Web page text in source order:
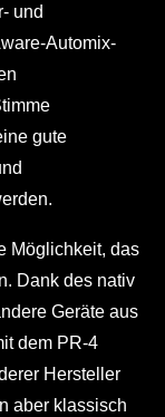
und
Automix-
gute
Möglichkeit, das
Dank des nativ
Geräte aus
dem PR-4
Hersteller
aber klassisch